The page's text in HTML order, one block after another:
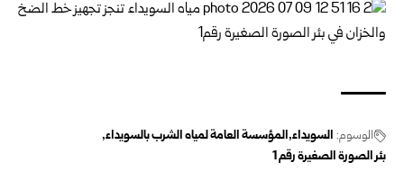
الوسوم: السويداء المؤسسة العامة لمياه الشرب بالسويداء
بئر الصورة الصغيرة رقم 1